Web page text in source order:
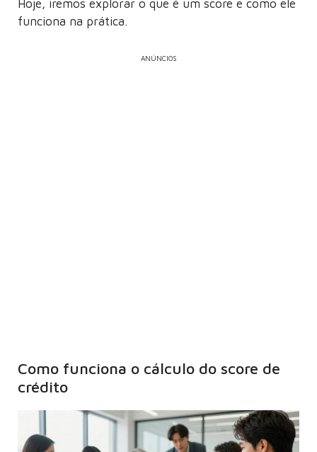
Hoje, iremos explorar o que é um score e como ele
funciona na prática.
ANÚNCIOS
Como funciona o cálculo do score de
crédito